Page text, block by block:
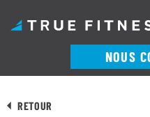
to
NOUS
RETOUR